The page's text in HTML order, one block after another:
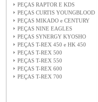
PEÇAS RAPTOR E KDS
PEÇAS CURTIS YOUNGBLOOD
PEÇAS MIKADO e CENTURY
PEÇAS NINE EAGLES
PEÇAS SYNERGY KYOSHO
PEÇAS T-REX 450 e HK 450
PEÇAS T-REX 500
PEÇAS T-REX 550
PEÇAS T-REX 600
PEÇAS T-REX 700